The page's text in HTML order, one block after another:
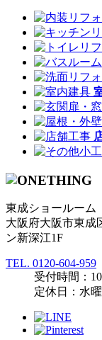
東成ショールーム
大阪府大阪市東成
ン新深江1F
TEL. 0120-604-959
受付時間：
定休日：水曜